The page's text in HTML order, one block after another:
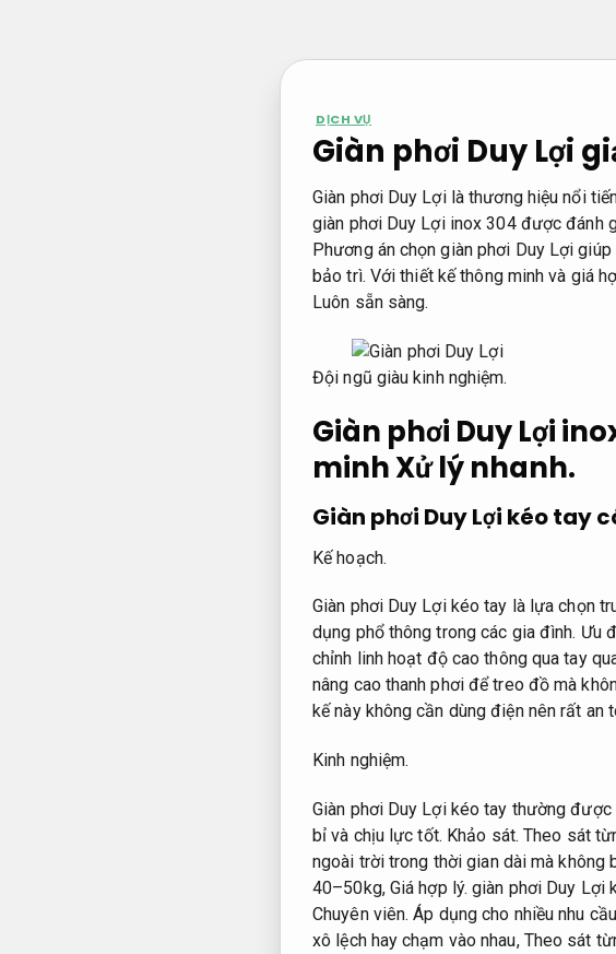
DỊCH VỤ
Giàn phơi Duy Lợi
Giàn phơi Duy Lợi là thương hiệu nổi
giàn phơi Duy Lợi inox 304 được đánh
Phương án chọn giàn phơi Duy Lợi
bảo trì. Với thiết kế thông minh và giá
Luôn sẵn sàng.
Đội ngũ giàu kinh nghiệm.
Giàn phơi Duy Lợi
minhXử lý nhanh.
Giàn phơi Duy Lợi kéo tay
Kế hoạch.
Giàn phơi Duy Lợi kéo tay là lựa chọn
dụng phổ thông trong các gia đình. Ưu
chỉnh linh hoạt độ cao thông qua tay
nâng cao thanh phơi để treo đồ mà
kế này không cần dùng điện nên rất an
Kinh nghiệm.
Giàn phơi Duy Lợi kéo tay thường
bỉ và chịu lực tốt. Khảo sát. Theo sát
ngoài trời trong thời gian dài mà không
40–50kg, Giá hợp lý. giàn phơi Duy Lợi
Chuyên viên. Áp dụng cho nhiều nhu
xô lệch hay chạm vào nhau, Theo sát